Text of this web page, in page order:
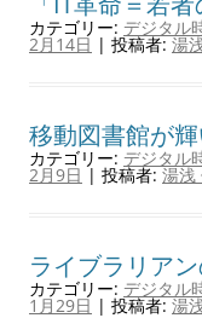
カテゴリー: デジタル
2月14日 | 投稿者:湯
移動図書館が
カテゴリー: デジタル
2月9日 | 投稿者:湯浅
ライブラリア
カテゴリー: デジタル
1月29日 | 投稿者:湯